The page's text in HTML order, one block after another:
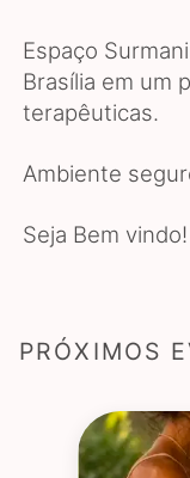
Espaço
Brasília em um
terapêuticas.
Ambiente
Seja Bem vindo!
PRÓXIMOS